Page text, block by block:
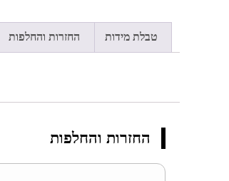
טבלת מידות החזרות והחלפות
החזרות והחלפות